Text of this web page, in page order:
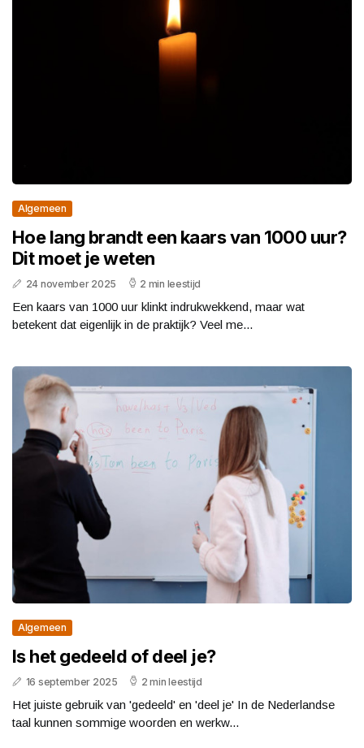
Algemeen
Hoe lang brandt een kaars van 1000 uur?
Dit moet je weten
24 november 2025 2 min leestijd
Een kaars van 1000 uur klinkt indrukwekkend, maar wat
betekent dat eigenlijk in de praktijk? Veel me...
Algemeen
Is het gedeeld of deel je?
16 september 2025 2 min leestijd
Het juiste gebruik van 'gedeeld' en 'deel je' In de Nederlandse
taal kunnen sommige woorden en werkw...